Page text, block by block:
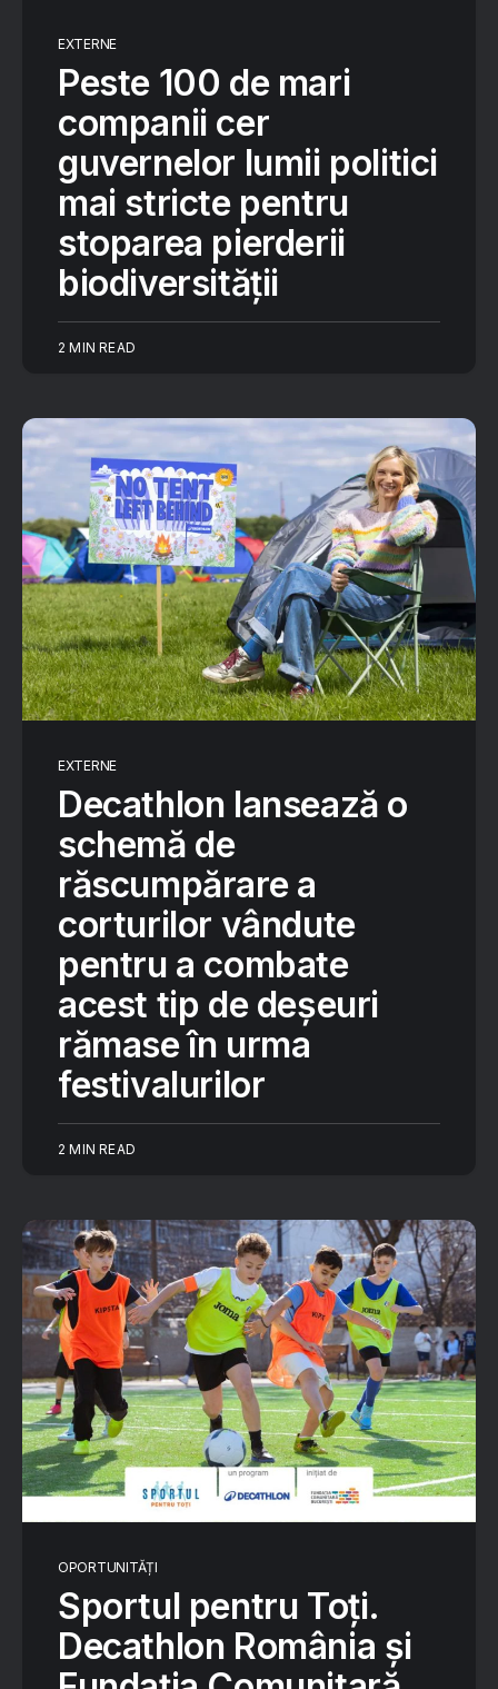
EXTERNE
Peste 100 de mari
companii cer
guvernelor lumii politici
mai stricte pentru
stoparea pierderii
biodiversității
2 MIN READ
EXTERNE
Decathlon lansează o
schemă de
răscumpărare a
corturilor vândute
pentru a combate
acest tip de deșeuri
rămase în urma
festivalurilor
2 MIN READ
OPORTUNITĂȚI
Sportul pentru Toţi.
Decathlon România și